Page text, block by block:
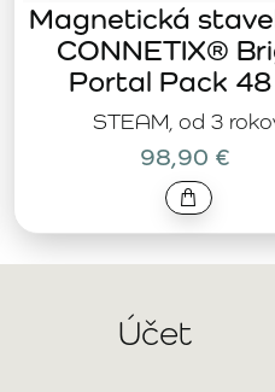
STEAM, od 3
Magnetická
CONNETIX®
Portal Pack
98,90 €
Účet